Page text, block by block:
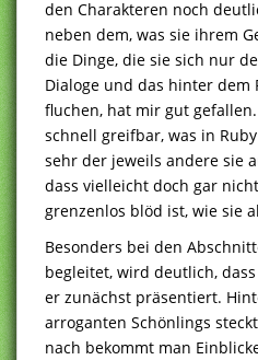
den Charakteren noch
neben dem, was sie ihrem
die Dinge, die sie sich nur
Dialoge und das hinter dem
fluchen, hat mir gut
schnell greifbar, was in
sehr der jeweils andere sie
dass vielleicht doch gar
grenzenlos blöd ist, wie sie
Besonders bei den
begleitet, wird deutlich,
er zunächst präsentiert.
arroganten Schönlings
nach bekommt man